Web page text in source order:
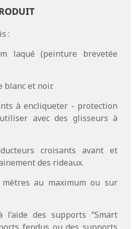
:
laqué (peinture brevetée
blanc et noir.
à encliqueter - protection
avec des glisseurs à
croisants avant et
des rideaux.
au maximum ou sur
des supports “Smart